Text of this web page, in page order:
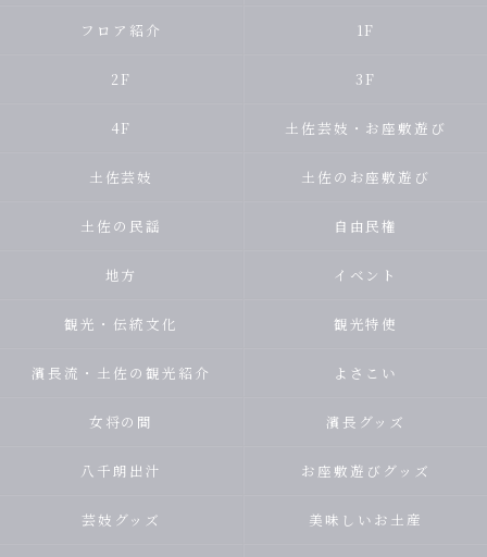
フロア紹介 1F
2F 3F
4F 土佐芸妓・お座敷遊び
土佐芸妓 土佐のお座敷遊び
土佐の民謡 自由民権
地方 イベント
観光・伝統文化 観光特使
濱長流・土佐の観光紹介 よさこい
女将の間 濱長グッズ
八千朗出汁 お座敷遊びグッズ
芸妓グッズ 美味しいお土産